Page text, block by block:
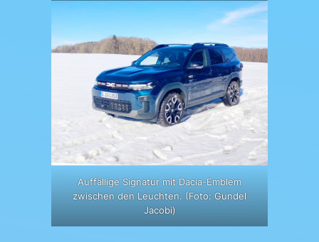
Auffällige Signatur mit Dacia-Emblem
zwischen den Leuchten. (Foto: Gundel
Jacobi)